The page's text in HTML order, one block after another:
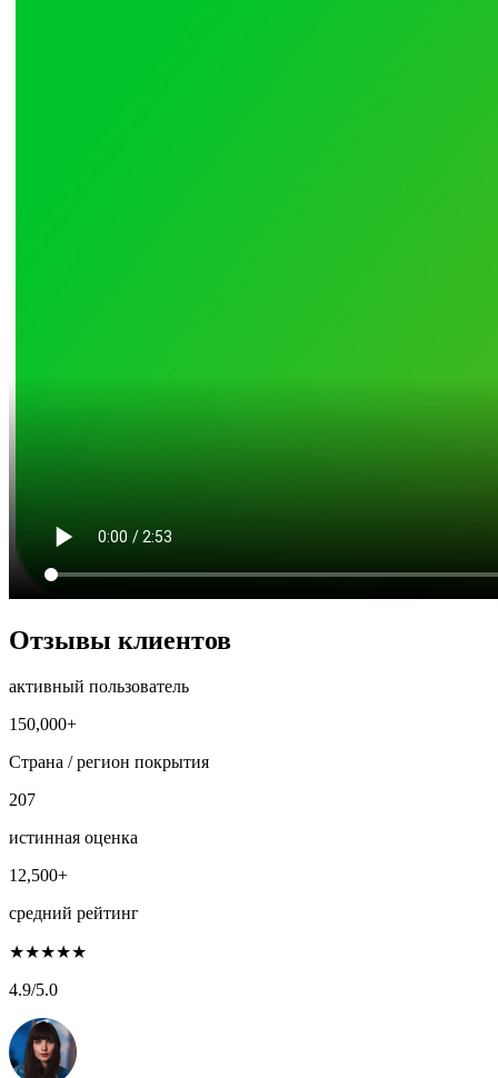
Отзывы клиентов
активный пользователь
150,000+
Страна / регион покрытия
207
истинная оценка
12,500+
средний рейтинг
★★★★★
4.9/5.0